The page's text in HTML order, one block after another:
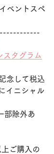
ベントスペ
スタグラム
念して税込
イニシャル
部除外あ
ご購入の